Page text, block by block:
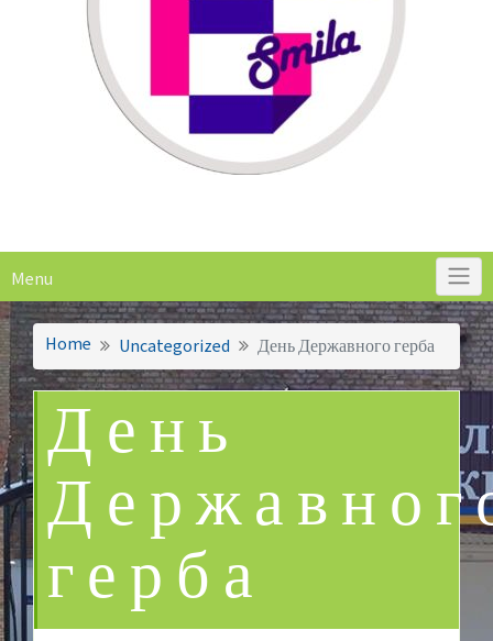
Menu
Home Uncategorized День Державного герба
День
герба